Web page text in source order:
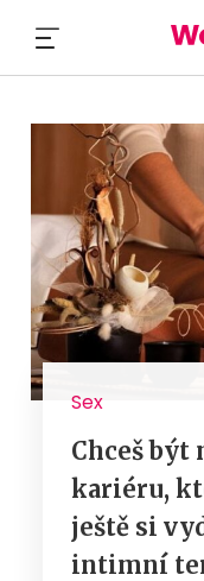
Sex
Chceš být
kariéru,
ještě si
intimní